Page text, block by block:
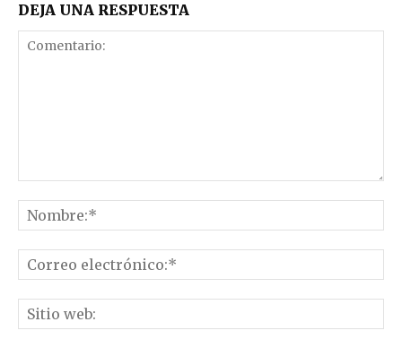
DEJA UNA RESPUESTA